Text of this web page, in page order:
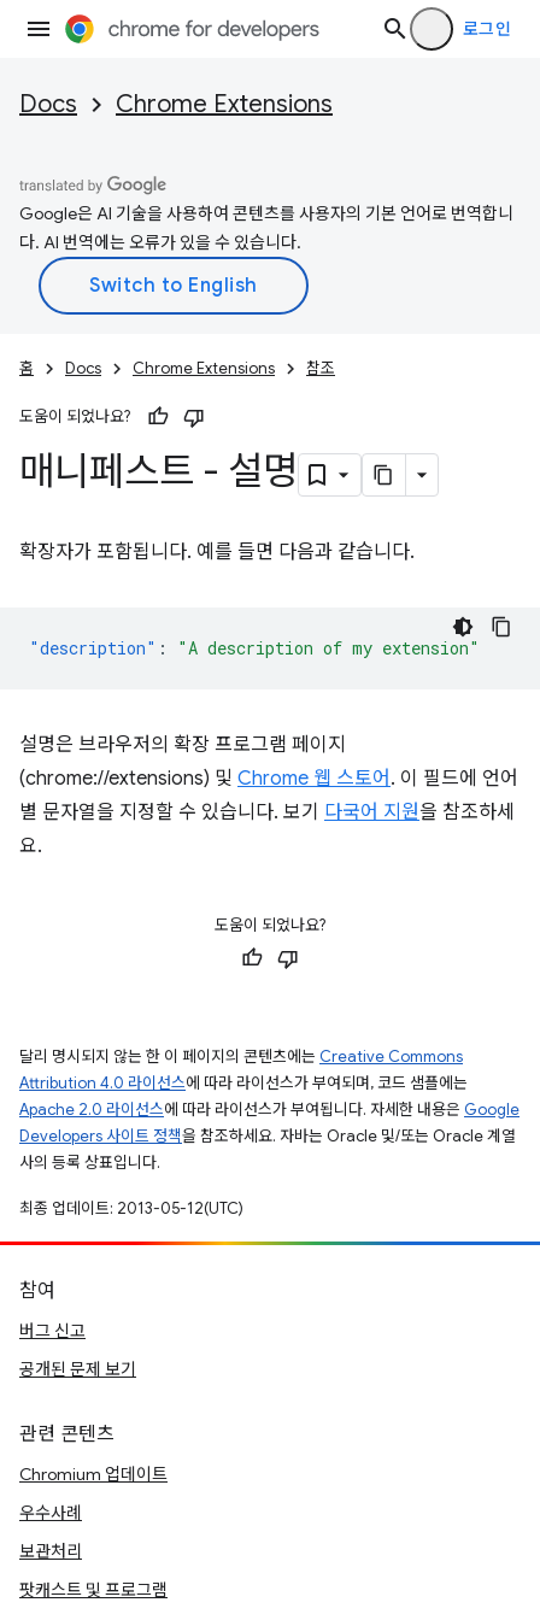
로그인
Docs Chrome Extensions
Google은 AI 기술을 사용하여 콘텐츠를 사용자의 기본 언어로 번역합니
다. AI 번역에는 오류가 있을 수 있습니다.
홈 Docs Chrome Extensions 참조
도움이 되었나요?
매니페스트 - 설명
확장자가 포함됩니다. 예를 들면 다음과 같습니다.
"description" : "A description of my extension"
설명은 브라우저의 확장 프로그램 페이지
(chrome://extensions) 및 Chrome 웹 스토어 . 이 필드에 언어
별 문자열을 지정할 수 있습니다. 보기 다국어 지원을 참조하세
요.
도움이 되었나요?
달리 명시되지 않는 한 이 페이지의 콘텐츠에는 Creative Commons
Attribution 4.0 라이선스에 따라 라이선스가 부여되며, 코드 샘플에는
Apache 2.0 라이선스에 따라 라이선스가 부여됩니다. 자세한 내용은 Google
Developers 사이트 정책을 참조하세요. 자바는 Oracle 및/또는 Oracle 계열
사의 등록 상표입니다.
최종 업데이트: 2013-05-12(UTC)
참여
버그 신고
공개된 문제 보기
관련 콘텐츠
Chromium 업데이트
우수사례
보관처리
팟캐스트 및 프로그램